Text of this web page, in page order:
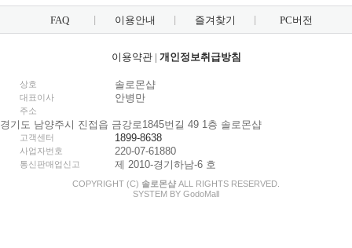
FAQ 이용안내 즐겨찾기 PC버전
이용약관| 개인정보취급방침
상호 솔로몬샵
대표이사 안병만
주소
경기도 남양주시 진접읍 금강로1845번길 49 1층 솔로몬샵
고객센터 1899-8638
사업자번호 220-07-61880
통신판매업신고 제 2010-경기하남-6 호
COPYRIGHT (C) 솔로몬샵 ALL RIGHTS RESERVED.
SYSTEM BY GodoMall